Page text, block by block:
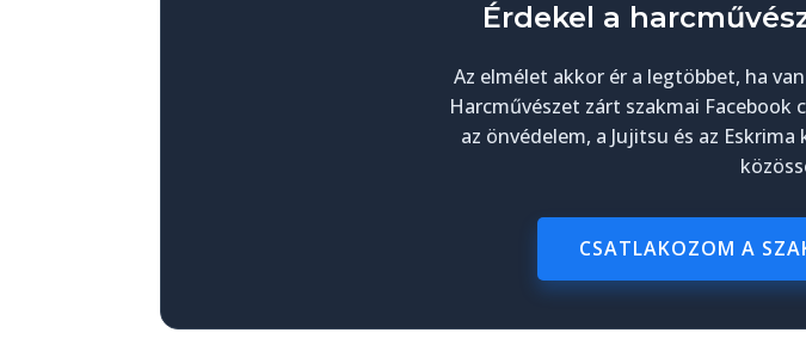
Érdekel a
Az elmélet akkor ér a legtöbbet, ha
Harcművészet zárt szakmai
az önvédelem, a Jujitsu és az
CSATLAKOZOM A